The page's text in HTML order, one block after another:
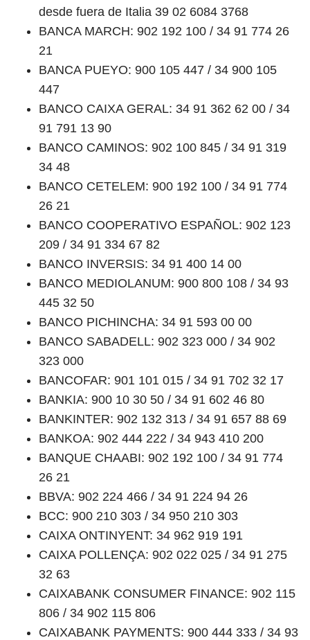
desde fuera de Italia 39 02 6084 3768
BANCA MARCH: 902 192 100 / 34 91 774 26
21
BANCA PUEYO: 900 105 447 / 34 900 105
447
BANCO CAIXA GERAL: 34 91 362 62 00 / 34
91 791 13 90
BANCO CAMINOS: 902 100 845 / 34 91 319
34 48
BANCO CETELEM: 900 192 100 / 34 91 774
26 21
BANCO COOPERATIVO ESPAÑOL: 902 123
209 / 34 91 334 67 82
BANCO INVERSIS: 34 91 400 14 00
BANCO MEDIOLANUM: 900 800 108 / 34 93
445 32 50
BANCO PICHINCHA: 34 91 593 00 00
BANCO SABADELL: 902 323 000 / 34 902
323 000
BANCOFAR: 901 101 015 / 34 91 702 32 17
BANKIA: 900 10 30 50 / 34 91 602 46 80
BANKINTER: 902 132 313 / 34 91 657 88 69
BANKOA: 902 444 222 / 34 943 410 200
BANQUE CHAABI: 902 192 100 / 34 91 774
26 21
BBVA: 902 224 466 / 34 91 224 94 26
BCC: 900 210 303 / 34 950 210 303
CAIXA ONTINYENT: 34 962 919 191
CAIXA POLLENÇA: 902 022 025 / 34 91 275
32 63
CAIXABANK CONSUMER FINANCE: 902 115
806 / 34 902 115 806
CAIXABANK PAYMENTS: 900 444 333 / 34 93